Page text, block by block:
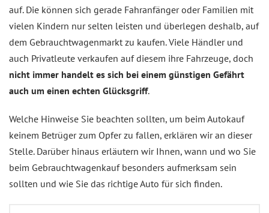
auf. Die können sich gerade Fahranfänger oder Familien mit
vielen Kindern nur selten leisten und überlegen deshalb, auf
dem Gebrauchtwagenmarkt zu kaufen. Viele Händler und
auch Privatleute verkaufen auf diesem ihre Fahrzeuge, doch
nicht immer handelt es sich bei einem günstigen Gefährt
auch um einen echten Glücksgriff.
Welche Hinweise Sie beachten sollten, um beim Autokauf
keinem Betrüger zum Opfer zu fallen, erklären wir an dieser
Stelle. Darüber hinaus erläutern wir Ihnen, wann und wo Sie
beim Gebrauchtwagenkauf besonders aufmerksam sein
sollten und wie Sie das richtige Auto für sich finden.